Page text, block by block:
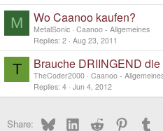
M Wo Caanoo kaufen?
MetalSonic Caanoo - Allgemeines
Replies 2 Aug 23, 2011
T Brauche DRIINGEND
TheCoder2000 Caanoo -
Replies 4 Jun 4, 2012
Share: BlueskyLinkedInReddit